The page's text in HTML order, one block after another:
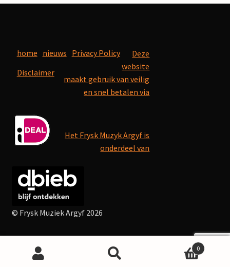
home nieuws Privacy Policy
Disclaimer
Deze
website
maakt gebruik van veilig
en snel betalen via
Het Frysk Muzyk Argyf is
onderdeel van
© Frysk Muziek Argyf 2026
0